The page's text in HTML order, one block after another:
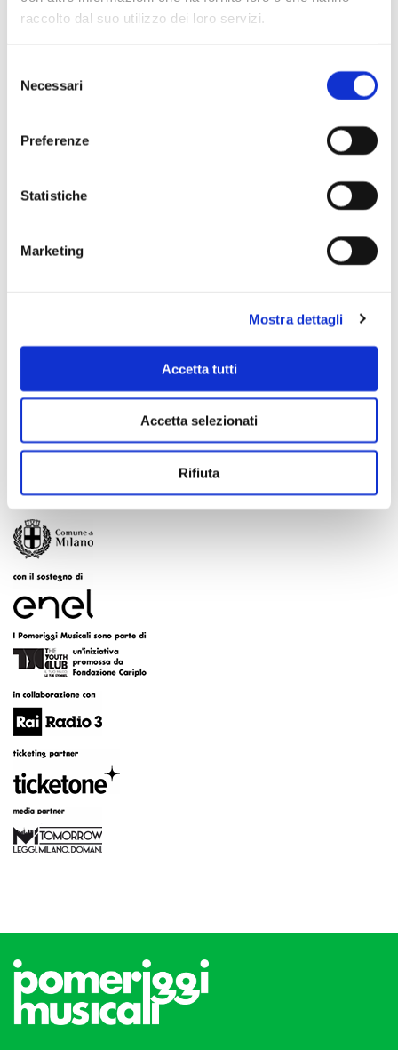
raccolto dal suo utilizzo dei loro servizi.
delNecessari
Preferenze
Statistiche
Marketing
Mostra dettagli
Accetta tutti
Accetta selezionati
Rifiuta